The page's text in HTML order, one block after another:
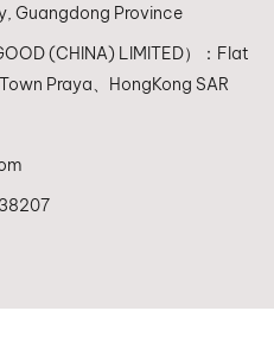
Guangdong Province
(CHINA) LIMITED）：Flat
Praya、HongKong SAR